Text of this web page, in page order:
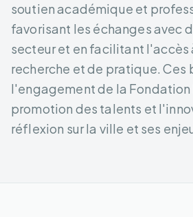
soutien académique et
favorisant les échanges avec
secteur et en facilitant l'accès
recherche et de pratique. Ces
l'engagement de la Fondation
promotion des talents et
réflexion sur la ville et ses